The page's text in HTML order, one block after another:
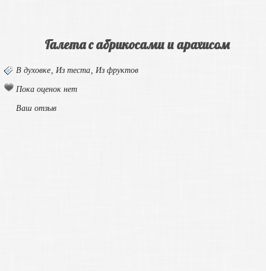
Галета с абрикосами и арахисом
В духовке, Из теста, Из фруктов
Пока оценок нет
Ваш отзыв